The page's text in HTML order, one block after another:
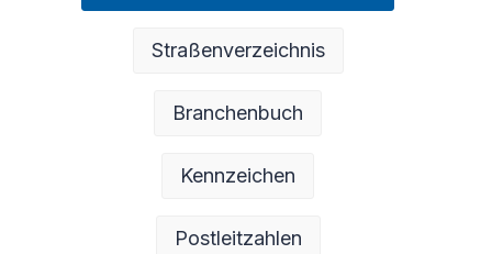
Straßenverzeichnis
Branchenbuch
Kennzeichen
Postleitzahlen